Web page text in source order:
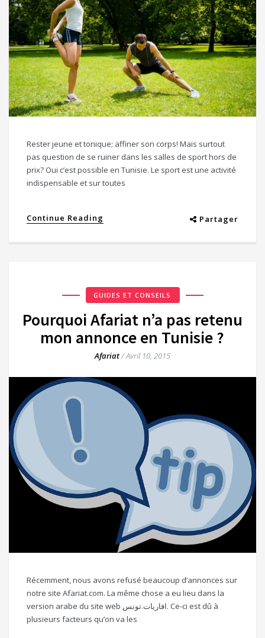
Rester jeune et tonique; affiner son corps! Mais surtout
pas question de se ruiner dans les salles de sport hors de
prix? Oui c’est possible en Tunisie. Le sport est une activité
indispensable et sur toutes
Continue Reading Partager
GUIDES ET CONSEILS
Pourquoi Afariat n’a pas retenu
mon annonce en Tunisie ?
Afariat/Avril 10, 2015
Récemment, nous avons refusé beaucoup d’annonces sur
notre site Afariat.com. La même chose a eu lieu dans la
version arabe du site web افاريات.تونس. Ce-ci est dû à
plusieurs facteurs qu’on va les